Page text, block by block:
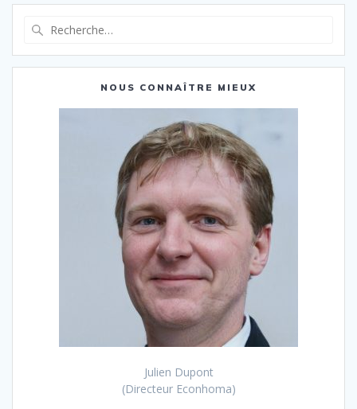
:
NOUS CONNAÎTRE MIEUX
Julien Dupont
(Directeur Econhoma)